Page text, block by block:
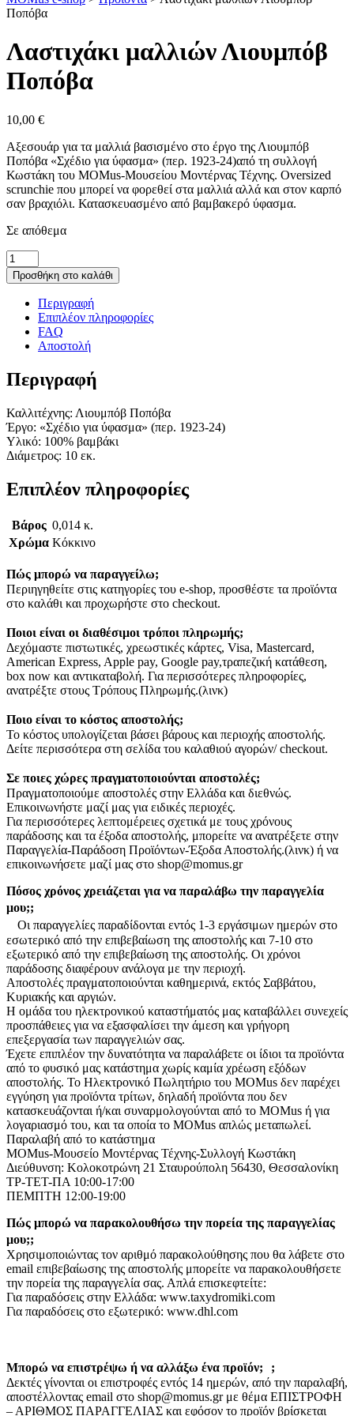
Ποπόβα
Λαστιχάκι μαλλιών Λιουμπόβ
Ποπόβα
10,00 €
Αξεσουάρ για τα μαλλιά βασισμένο στο έργο της Λιουμπόβ
Ποπόβα «Σχέδιο για ύφασμα» (περ. 1923-24)από τη συλλογή
Κωστάκη του MOMus-Μουσείου Μοντέρνας Τέχνης. Oversized
scrunchie που μπορεί να φορεθεί στα μαλλιά αλλά και στον καρπό
σαν βραχιόλι. Κατασκευασμένο από βαμβακερό ύφασμα.
Σε απόθεμα
Λαστιχάκι
μαλλιών
Λιουμπόβ
Ποπόβα
ποσότητα
Προσθήκη στο καλάθι
Περιγραφή
Επιπλέον πληροφορίες
FAQ
Αποστολή
Περιγραφή
Καλλιτέχνης: Λιουμπόβ Ποπόβα
Έργο: «Σχέδιο για ύφασμα» (περ. 1923-24)
Υλικό: 100% βαμβάκι
Διάμετρος: 10 εκ.
Επιπλέον πληροφορίες
Βάρος 0,014 κ.
Χρώμα Κόκκινο
Πώς μπορώ να παραγγείλω;
Περιηγηθείτε στις κατηγορίες του e-shop, προσθέστε τα προϊόντα
στο καλάθι και προχωρήστε στο checkout.
Ποιοι είναι οι διαθέσιμοι τρόποι πληρωμής;
Δεχόμαστε πιστωτικές, χρεωστικές κάρτες, Visa, Mastercard,
American Express, Apple pay, Google pay,τραπεζική κατάθεση,
box now και αντικαταβολή. Για περισσότερες πληροφορίες,
ανατρέξτε στους Τρόπους Πληρωμής.(λινκ)
Ποιο είναι το κόστος αποστολής;
Το κόστος υπολογίζεται βάσει βάρους και περιοχής αποστολής.
Δείτε περισσότερα στη σελίδα του καλαθιού αγορών/ checkout.
Σε ποιες χώρες πραγματοποιούνται αποστολές;
Πραγματοποιούμε αποστολές στην Ελλάδα και διεθνώς.
Επικοινωνήστε μαζί μας για ειδικές περιοχές.
Για περισσότερες λεπτομέρειες σχετικά με τους χρόνους
παράδοσης και τα έξοδα αποστολής, μπορείτε να ανατρέξετε στην
Παραγγελία-Παράδοση Προϊόντων-Έξοδα Αποστολής.(λινκ) ή να
επικοινωνήσετε μαζί μας στο shop@momus.gr
Πόσος χρόνος χρειάζεται για να παραλάβω την παραγγελία
μου;;
Οι παραγγελίες παραδίδονται εντός 1-3 εργάσιμων ημερών στο
εσωτερικό από την επιβεβαίωση της αποστολής και 7-10 στο
εξωτερικό από την επιβεβαίωση της αποστολής. Οι χρόνοι
παράδοσης διαφέρουν ανάλογα με την περιοχή.
Αποστολές πραγματοποιούνται καθημερινά, εκτός Σαββάτου,
Κυριακής και αργιών.
Η ομάδα του ηλεκτρονικού καταστήματός μας καταβάλλει συνεχείς
προσπάθειες για να εξασφαλίσει την άμεση και γρήγορη
επεξεργασία των παραγγελιών σας.
Έχετε επιπλέον την δυνατότητα να παραλάβετε οι ίδιοι τα προϊόντα
από το φυσικό μας κατάστημα χωρίς καμία χρέωση εξόδων
αποστολής. Το Ηλεκτρονικό Πωλητήριο του MOMus δεν παρέχει
εγγύηση για προϊόντα τρίτων, δηλαδή προϊόντα που δεν
κατασκευάζονται ή/και συναρμολογούνται από το MOMus ή για
λογαριασμό του, και τα οποία το MOMus απλώς μεταπωλεί.
Παραλαβή από το κατάστημα
MOMus-Μουσείο Μοντέρνας Τέχνης-Συλλογή Κωστάκη
Διεύθυνση: Κολοκοτρώνη 21 Σταυρούπολη 56430, Θεσσαλονίκη
ΤΡ-ΤΕΤ-ΠΑ 10:00-17:00
ΠΕΜΠΤΗ 12:00-19:00
Πώς μπορώ να παρακολουθήσω την πορεία της παραγγελίας
μου;;
Χρησιμοποιώντας τον αριθμό παρακολούθησης που θα λάβετε στο
email επιβεβαίωσης της αποστολής μπορείτε να παρακολουθήσετε
την πορεία της παραγγελία σας. Απλά επισκεφτείτε:
Για παραδόσεις στην Ελλάδα: www.taxydromiki.com
Για παραδόσεις στο εξωτερικό: www.dhl.com
Μπορώ να επιστρέψω ή να αλλάξω ένα προϊόν; ;
Δεκτές γίνονται οι επιστροφές εντός 14 ημερών, από την παραλαβή,
αποστέλλοντας email στο shop@momus.gr με θέμα ΕΠΙΣΤΡΟΦΗ
– ΑΡΙΘΜΟΣ ΠΑΡΑΓΓΕΛΙΑΣ και εφόσον το προϊόν βρίσκεται